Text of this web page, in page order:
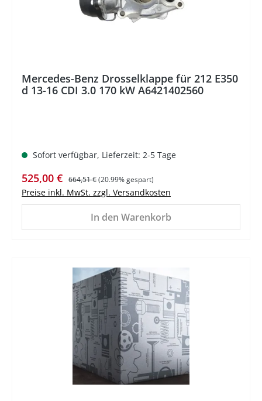
Mercedes-Benz Drosselklappe für 212 E350
d 13-16 CDI 3.0 170 kW A6421402560
Sofort verfügbar, Lieferzeit: 2-5 Tage
Verkaufspreis:
525,00 € Regulärer Preis:
664,51 €(20.99% gespart)
Preise inkl. MwSt. zzgl. Versandkosten
In den Warenkorb